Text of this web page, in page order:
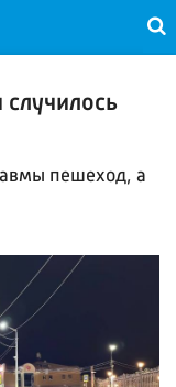
пешеход, а